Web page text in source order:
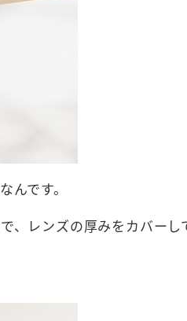
です。
、レンズの厚みをカバーし